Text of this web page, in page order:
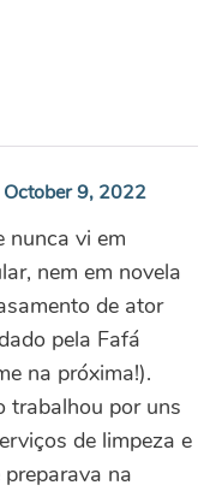
October 9, 2022
nunca vi em
nem em novela
de ator
pela Fafá
na próxima!).
trabalhou por uns
de limpeza e
na